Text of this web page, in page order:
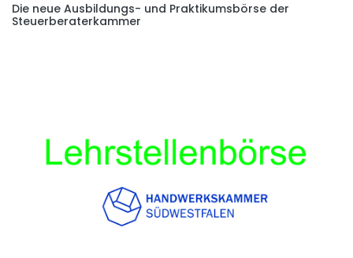
Die neue Ausbildungs- und Praktikumsbörse der
Steuerberaterkammer